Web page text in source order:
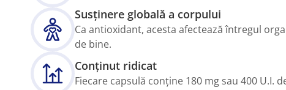
Susținere globală a corpului
Ca antioxidant, acesta afectează întregul
de bine.
Conținut ridicat
Fiecare capsulă conține 180 mg sau 400 U.I.